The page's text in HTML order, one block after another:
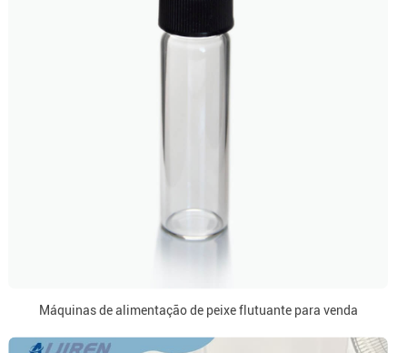
Máquinas de alimentação de peixe flutuante para venda